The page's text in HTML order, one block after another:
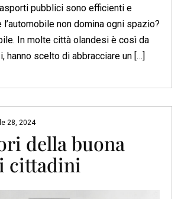
pubblici sono efficienti e
l’automobile non domina ogni spazio?
In molte città olandesi è così da
hanno scelto di abbracciare un […]
28, 2024
della buona
cittadini